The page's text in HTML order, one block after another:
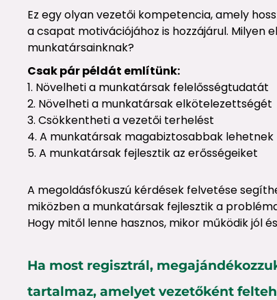
Ez egy olyan vezetői kompetencia, amely
a csapat motivációjához is hozzájárul. Milyen
munkatársainknak?
Csak pár példát említünk:
1. Növelheti a munkatársak felelősségtudatát
2. Növelheti a munkatársak elkötelezettségét
3. Csökkentheti a vezetői terhelést
4. A munkatársak magabiztosabbak lehetnek
5. A munkatársak fejlesztik az erősségeiket
A megoldásfókuszú kérdések felvetése
miközben a munkatársak fejlesztik a
Hogy mitől lenne hasznos, mikor működik jól
Ha most regisztrál,
tartalmaz, amelyet vezetőként